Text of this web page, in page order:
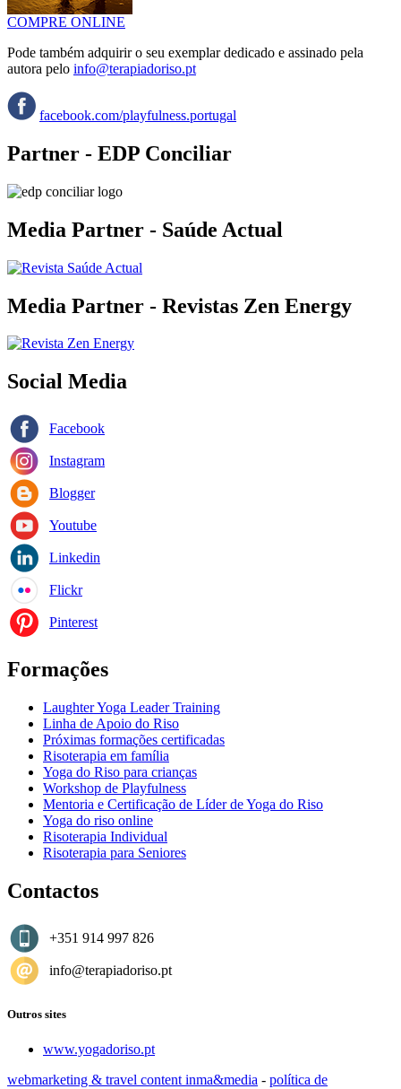
COMPRE ONLINE
Pode também adquirir o seu exemplar dedicado e assinado pela
autora pelo info@terapiadoriso.pt
facebook.com/playfulness.portugal
Partner - EDP Conciliar
Media Partner - Saúde Actual
Media Partner - Revistas Zen Energy
Social Media
Facebook
Instagram
Blogger
Youtube
Linkedin
Flickr
Pinterest
Formações
Laughter Yoga Leader Training
Linha de Apoio do Riso
Próximas formações certificadas
Risoterapia em família
Yoga do Riso para crianças
Workshop de Playfulness
Mentoria e Certificação de Líder de Yoga do Riso
Yoga do riso online
Risoterapia Individual
Risoterapia para Seniores
Contactos
+351 914 997 826
info@terapiadoriso.pt
Outros sites
www.yogadoriso.pt
webmarketing & travel content inma&media - política de